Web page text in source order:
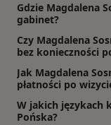
Gdzie Magdalena
gabinet?
Czy Magdalena
bez konieczności
Jak Magdalena
płatności po
W jakich językach
Pońska?